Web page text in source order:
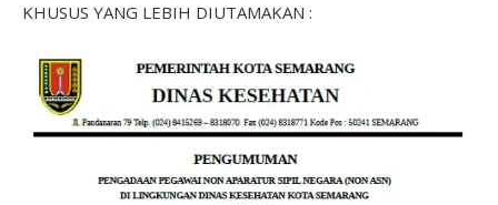
KHUSUS YANG LEBIH DIUTAMAKAN :